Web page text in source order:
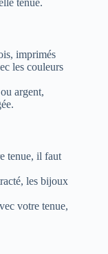
tenue.
imprimés
les couleurs
argent,
tenue, il faut
les bijoux
votre tenue,